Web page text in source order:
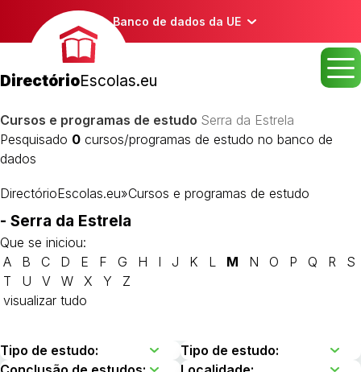
Banco de dados da UE
DirectórioEscolas.eu
Cursos e programas de estudo Serra da Estrela
Pesquisado 0 cursos/programas de estudo no banco de
dados
DirectórioEscolas.eu»Cursos e programas de estudo
- Serra da Estrela
Que se iniciou:
A
B C D E F G H I J K L M N O P Q R
S
T
U V W X Y
Z
visualizar tudo